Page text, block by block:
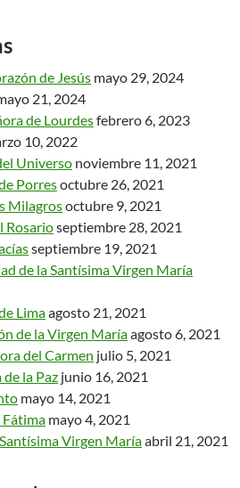
de Jesús mayo 29, 2024
21, 2024
de Lourdesfebrero 6, 2023
10, 2022
Universo noviembre 11, 2021
Porresoctubre 26, 2021
Milagrosoctubre 9, 2021
Rosarioseptiembre 28, 2021
septiembre 19, 2021
de la Santísima Virgen María
Limaagosto 21, 2021
de la Virgen Maríaagosto 6, 2021
del Carmen julio 5, 2021
la Paz junio 16, 2021
mayo 14, 2021
Fátima mayo 4, 2021
Virgen Maríaabril 21, 2021